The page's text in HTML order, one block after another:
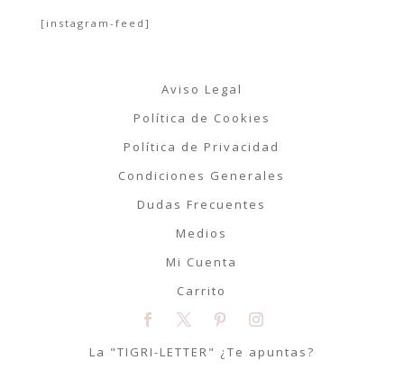
[instagram-feed]
Aviso Legal
Política de Cookies
Política de Privacidad
Condiciones Generales
Dudas Frecuentes
Medios
Mi Cuenta
Carrito
La "TIGRI-LETTER" ¿Te apuntas?